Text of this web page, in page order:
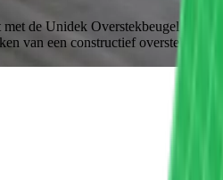
de Unidek Overstekbeugel een
van een constructief overstek bij